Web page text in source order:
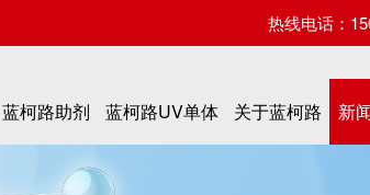
热线电话：
蓝柯路助剂 蓝柯路UV单体 关于蓝柯路 新